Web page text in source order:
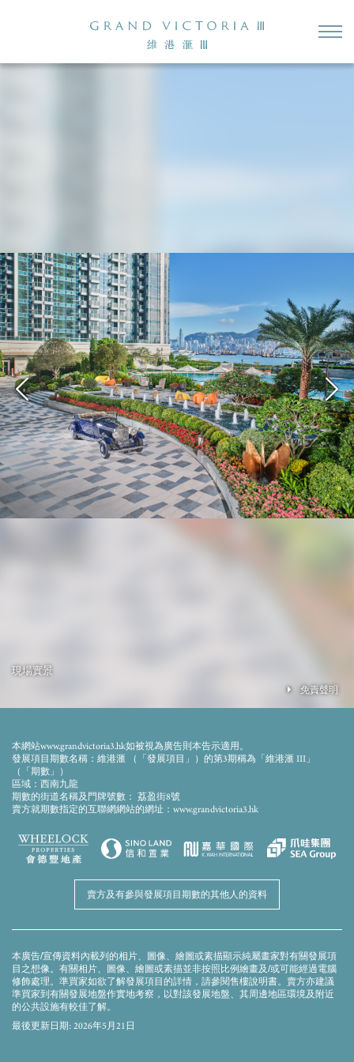
現場實景
免責聲明
最後完成之外觀或其景觀，一切僅供參考。發展項目期數四周將會有其他建成及/或未建
成之建築物及/或設施，且區內、周邊環境、建築物及設施會不時改變，賣方對發展項目
期數區內、周邊環境、建築物及設施並不作出不論明示或隱含之要約、陳述、承諾或保
證。相片內的裝置、裝修物料、設備、裝飾物、植物、園景及其他物件等及其展示之景
觀不一定會在發展項目期數或其附近環境出現，並不構成任何賣方就發展項目期數、其
周邊環境、建築物及設施不論明示或隱含之要約、承諾、陳述或保證。賣方亦建議準買
家到發展項目期數作實地考察，以對該發展項目期數、其周邊地區環境及附近的公共設
賣方保留權利不時修訂及／或更改會所設施之裝置、裝修物料、設備及其間隔、用料、
傢俬、設計、布局、用途、規格及顏色等的權利，而無須另行通知。會所、園景花園及
康樂設施之開放時間及使用受相關法律、批地文件、公契條款、會所使用守則及現場環
展項目期數入伙時未必能即時啟用。部分設施及/或服務以政府部門之審批同意或許可爲
準，使用者或須另外繳費。會所各區域及設施的名稱為推廣名稱並僅於推廣資料中顯
示，將不會在發展項目期數的公契、臨時買賣合約、買賣合約、轉讓契或其他業權契據
本網站www.grandvictoria3.hk如被視為廣告則本告示適用。
發展項目期數名稱：維港滙 （「發展項目」）的第3期稱為「維港滙 III」
（「期數」）
區域：西南九龍
期數的街道名稱及門牌號數： 荔盈街8號
賣方就期數指定的互聯網網站的網址：www.grandvictoria3.hk
賣方及有參與發展項目期數的其他人的資料
本廣告/宣傳資料內載列的相片、圖像、繪圖或素描顯示純屬畫家對有關發展項
目之想像。有關相片、圖像、繪圖或素描並非按照比例繪畫及/或可能經過電腦
修飾處理。準買家如欲了解發展項目的詳情，請參閱售樓說明書。賣方亦建議
準買家到有關發展地盤作實地考察，以對該發展地盤、其周邊地區環境及附近
的公共設施有較佳了解。
最後更新日期: 2026年5月21日